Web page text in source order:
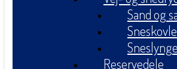
Sand og
Reservedele